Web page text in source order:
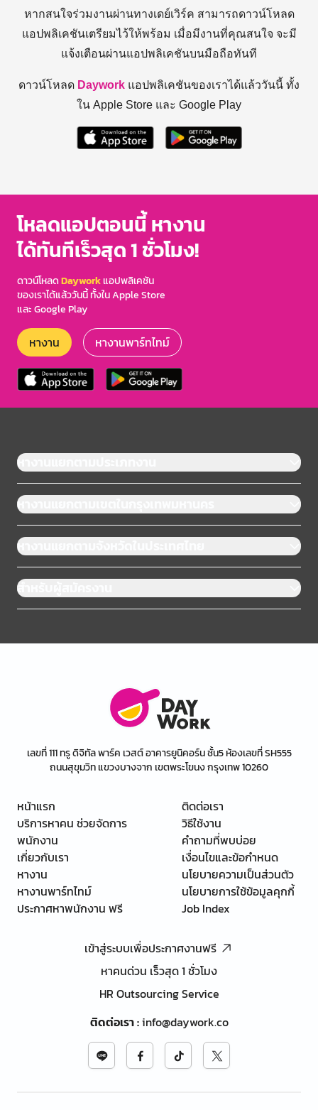
หากสนใจร่วมงานผ่านทางเดย์เวิร์ค สามารถดาวน์โหลด
แอปพลิเคชันเตรียมไว้ให้พร้อม เมื่อมีงานที่คุณสนใจ จะมี
แจ้งเตือนผ่านแอปพลิเคชันบนมือถือทันที
ดาวน์โหลด Daywork แอปพลิเคชันของเราได้แล้ววันนี้ ทั้ง
ใน Apple Store และ Google Play
โหลดแอปตอนนี้ หางาน
ได้ทันทีเร็วสุด 1 ชั่วโมง!
ดาวน์โหลดDayworkแอปพลิเคชัน
ของเราได้แล้ววันนี้ ทั้งใน Apple Store
และ Google Play
หางาน หางานพาร์ทไทม์
หางานแยกตามประเภทงาน
หางานแยกตามเขตในกรุงเทพมหานคร
หางานแยกตามจังหวัดในประเทศไทย
สำหรับผู้สมัครงาน
เลขที่ 111 ทรู ดิจิทัล พาร์ค เวสต์ อาคารยูนิคอร์น ชั้น5 ห้องเลขที่ SH555
ถนนสุขุมวิท แขวงบางจาก เขตพระโขนง กรุงเทพ 10260
หน้าแรก
บริการหาคน ช่วยจัดการ
พนักงาน
เกี่ยวกับเรา
หางาน
หางานพาร์ทไทม์
ประกาศหาพนักงาน ฟรี
ติดต่อเรา
วิธีใช้งาน
คำถามที่พบบ่อย
เงื่อนไขและข้อกำหนด
นโยบายความเป็นส่วนตัว
นโยบายการใช้ข้อมูลคุกกี้
Job Index
เข้าสู่ระบบเพื่อประกาศงานฟรี
หาคนด่วน เร็วสุด 1 ชั่วโมง
HR Outsourcing Service
ติดต่อเรา:info@daywork.co